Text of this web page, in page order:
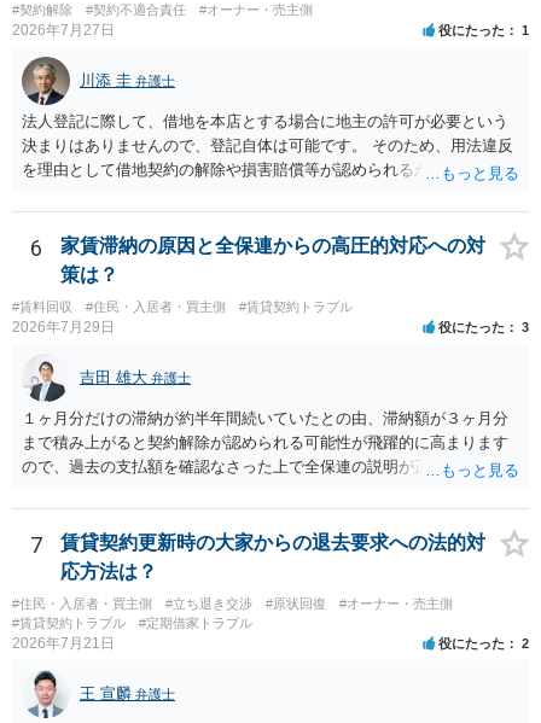
#契約解除 #契約不適合責任 #オーナー・売主側
2026年7月27日 役にたった 1
川添 圭 弁護士
法人登記に際して、借地を本店とする場合に地主の許可が必要という
決まりはありませんので、登記自体は可能です。 そのため、用法違反
を理由として借地契約の解除や損害賠償等が認められるかどうかが問
の建物を住居用に限定する（事業に使用しない）特約があると評価で
きるかどうかが重要でしょう（借地契約締結後に賃借人が建物を店舗
に改装したという事案で、住居に限定する特約までは存在しなかった
として契約解除を認めなかった裁判例があります）。契約条項の記載
や解釈の問題になりますので、弁護士へ直接相談されることをお勧め
します。
6
家賃滞納の原因と全保連からの高圧的対応への対
策は？
#賃料回収 #住民・入居者・買主側 #賃貸契約トラブル
2026年7月29日 役にたった 3
吉田 雄大 弁護士
１ヶ月分だけの滞納が約半年間続いていたとの由、滞納額が３ヶ月分
まで積み上がると契約解除が認められる可能性が飛躍的に高まります
ので、過去の支払額を確認なさった上で全保連の説明が正しければ、
た理由は気になるところですが、中身のある返答は期待できないと思
います。
7
賃貸契約更新時の大家からの退去要求への法的対
応方法は？
#住民・入居者・買主側 #立ち退き交渉 #原状回復
#オーナー・売主側
#賃貸契約トラブル
#定期借家トラブル
2026年7月21日 役にたった 2
王 宣麟 弁護士